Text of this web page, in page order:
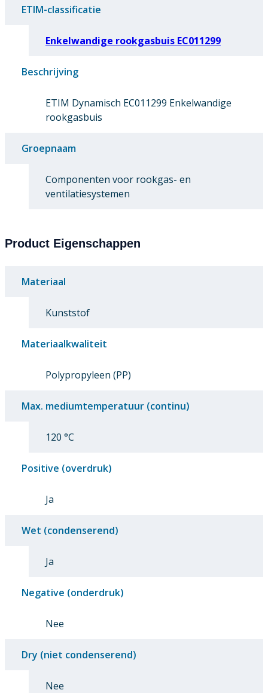
ETIM-classificatie
Enkelwandige rookgasbuis EC011299
Beschrijving
ETIM Dynamisch EC011299 Enkelwandige
rookgasbuis
Groepnaam
Componenten voor rookgas- en
ventilatiesystemen
Product Eigenschappen
Materiaal
Kunststof
Materiaalkwaliteit
Polypropyleen (PP)
Max. mediumtemperatuur (continu)
120 °C
Positive (overdruk)
Ja
Wet (condenserend)
Ja
Negative (onderdruk)
Nee
Dry (niet condenserend)
Nee